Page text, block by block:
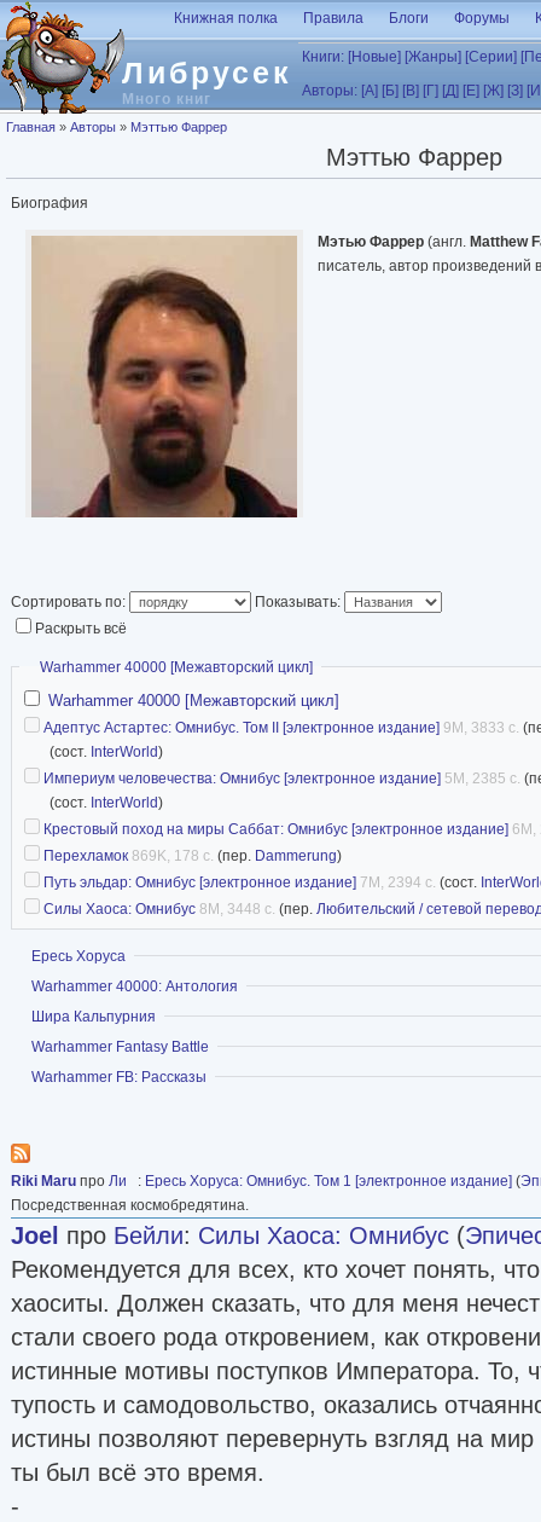
Перейти к основному содержанию
Либрусек
Много книг
Книжная полка Правила Блоги Форумы
Книги: [Новые] [Жанры] [Серии]
Авторы: [А] [Б] [В] [Г] [Д] [Е] [Ж] [З]
Вы здесь
Главная » Авторы » Мэттью Фаррер
Мэттью Фаррер
Биография
Мэтью Фаррер (англ. Matthew
писатель, автор произведений
Сортировать по:
Показывать:
Раскрыть всё
Скрыть
Warhammer 40000 [Межавторский цикл]
Warhammer 40000 [Межавторский цикл]
Адептус Астартес: Омнибус. Том II [электронное издание] 9M, 3833 с.
(сост. InterWorld)
Империум человечества: Омнибус [электронное издание] 5M, 2385 с.
(сост. InterWorld)
Крестовый поход на миры Саббат: Омнибус [электронное издание] 6M,
Перехламок 869K, 178 с. (пер. Dammerung)
Путь эльдар: Омнибус [электронное издание] 7M, 2394 с. (сост.
Силы Хаоса: Омнибус 8M, 3448 с. (пер. Любительский / сетевой
Показать
Ересь Хоруса
Показать
Warhammer 40000: Антология
Показать
Шира Кальпурния
Показать
Warhammer Fantasy Battle
Показать
Warhammer FB: Рассказы
Riki Maru про Ли : Ересь Хоруса: Омнибус. Том 1 [электронное издание] (
Посредственная космобредятина.
Joel про Бейли: Силы Хаоса: Омнибус (
Рекомендуется для всех, кто хочет понять,
хаоситы. Должен сказать, что для меня
стали своего рода откровением, как
истинные мотивы поступков Императора. То,
тупость и самодовольство, оказались
истины позволяют перевернуть взгляд на
ты был всё это время.
-